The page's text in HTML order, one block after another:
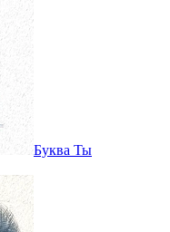
Буква Ты